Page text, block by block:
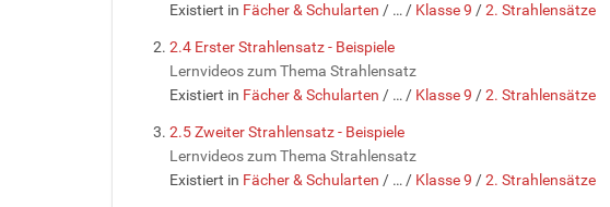
Existiert in Fächer & Schularten / … / Klasse 9 /2. Strahlensätze
2.4 Erster Strahlensatz - Beispiele
Lernvideos zum Thema Strahlensatz
Existiert in Fächer & Schularten / … / Klasse 9 /2. Strahlensätze
2.5 Zweiter Strahlensatz - Beispiele
Lernvideos zum Thema Strahlensatz
Existiert in Fächer & Schularten / … / Klasse 9 /2. Strahlensätze